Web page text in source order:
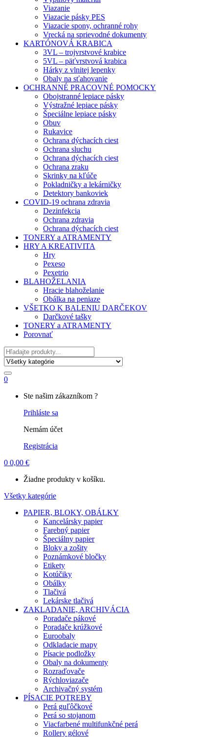
Viazanie
Viazacie pásky PES
Viazacie spony, ochranné rohy
Vrecká na sprievodné dokumenty
KARTÓNOVÁ KRABICA
3VL – trojvrstvové krabice
5VL – päťvrstvová krabica
Hárky z vlnitej lepenky
Obaly na sťahovanie
OCHRANNÉ PRACOVNÉ POMOCKY
Obojstranné lepiace pásky
Výstražné lepiace pásky
Špeciálne lepiace pásky
Obuv
Rukavice
Ochrana dýchacích ciest
Ochrana sluchu
Ochrana dýchacích ciest
Ochrana zraku
Skrinky na kľúče
Pokladničky a lekárničky
Detektory bankoviek
COVID-19 ochrana zdravia
Dezinfekcia
Ochrana zdravia
Ochrana dýchacích ciest
TONERY a ATRAMENTY
HRY A KREATIVITA
Hry
Pexeso
Pexetrio
BLAHOŽELANIA
Hracie blahoželanie
Obálka na peniaze
VŠETKO K BALENIU DARČEKOV
Darčkové tašky
TONERY a ATRAMENTY
Porovnať
Hľadať
0
Ste našim zákazníkom ?
Prihláste sa
Nemám účet
Registrácia
0 0,00 €
Žiadne produkty v košíku.
Všetky kategórie
PAPIER, BLOKY, OBÁLKY
Kancelársky papier
Farebný papier
Špeciálny papier
Bloky a zošity
Poznámkové bločky
Etikety
Kotúčiky
Obálky
Tlačivá
Lekárske tlačivá
ZAKLADANIE, ARCHIVÁCIA
Poradače pákové
Poradače krúžkové
Euroobaly
Odkladacie mapy
Písacie podložky
Obaly na dokumenty
Rozraďovače
Rýchloviazače
Archivačný systém
PÍSACIE POTREBY
Perá guľôčkové
Perá so stojanom
Viacfarbené multifunkčné perá
Rollery gélové